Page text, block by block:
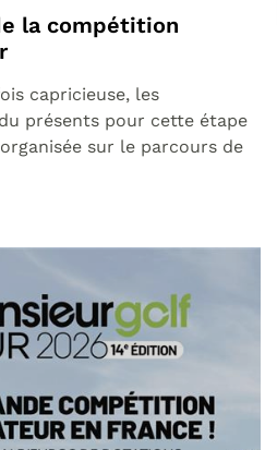
la compétition
capricieuse, les
présents pour cette étape
sur le parcours de